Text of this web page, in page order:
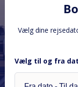
Vælg dine
Vælg til og fra